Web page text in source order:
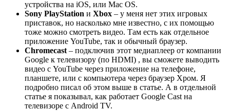
устройства на iOS, или Mac OS.
Sony PlayStation и Xbox – у меня нет этих игровых
приставок, но насколько мне известно, с их помощью
тоже можно смотреть видео. Там есть как отдельное
приложение YouTube, так и обычный браузер.
Chromecast – подключив этот медиаплеер от компании
Google к телевизору (по HDMI) , вы сможете выводить
видео с YouTube через приложение на телефоне,
планшете, или с компьютера через браузер Хром. Я
подробно писал об этом выше в статье. А в отдельной
статье я показывал, как работает Google Cast на
телевизоре с Android TV.